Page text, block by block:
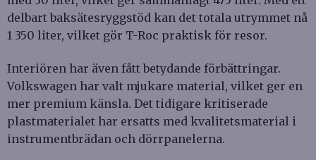
delbart baksätesryggstöd kan det totala utrymmet nå
1 350 liter, vilket gör T-Roc praktisk för resor.
Interiören har även fått betydande förbättringar.
Volkswagen har valt mjukare material, vilket ger en
mer premium känsla. Det tidigare kritiserade
plastmaterialet har ersatts med kvalitetsmaterial i
instrumentbrädan och dörrpanelerna.